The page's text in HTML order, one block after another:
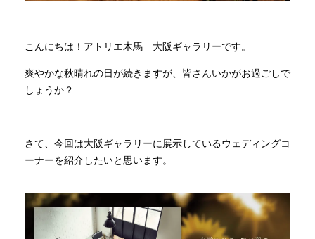
WEBカタログ
納品事例
こんにちは！アトリエ木馬 大阪ギャラリーです。
爽やかな秋晴れの日が続きますが、皆さんいかがお過ごしで
しょうか？
さて、今回は大阪ギャラリーに展示しているウェディングコ
ーナーを紹介したいと思います。